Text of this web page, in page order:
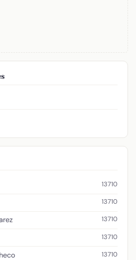
13710
13710
13710
13710
13710